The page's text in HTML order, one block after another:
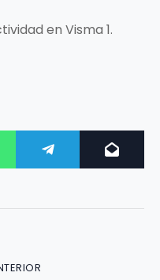
en Visma 1.